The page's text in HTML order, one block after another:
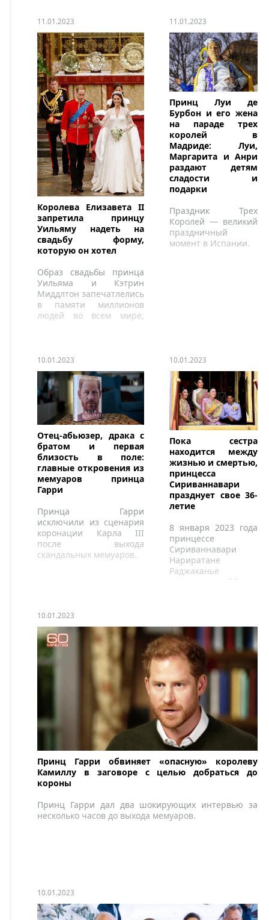
11.01.2023
Королева Елизавета II
запретила принцу
Уильяму надеть на
свадьбу форму,
которую он хотел
Образ свадьбы принца
Уильяма и Кэтрин
Миддлтон запечатлелись
в памяти миллионов
людей во всем мире,
2011 года.
11.01.2023
Принц Луи де
Бурбон и его жена
на параде трех
королей в
Мадриде: Луи,
Маргарита и Анри
раздают детям
сладости и
подарки
Праздник Трех
Королей — великий
праздничный
момент в Испании.
10.01.2023
Отец-абьюзер, драка с
братом и первая
близость в поле:
главные откровения из
мемуаров принца
Гарри
Принца Гарри
исключили из сценария
коронации Карла III
после выхода
скандальных мемуаров.
10.01.2023
Принц Гарри обвиняет «опасную» королеву
Камиллу в заговоре с целью добраться до
короны
Принц Гарри дал два шокирующих интервью за
несколько часов до выхода мемуаров.
10.01.2023
10.01.2023
Пока сестра
находится между
жизнью и смертью,
принцесса
Сириваннавари
празднует свое 36-
летие
8 января 2023 года
принцессе
Сириваннавари
Нариратане
Раджаканье
исполнилось 36 лет,
для Таиланда.